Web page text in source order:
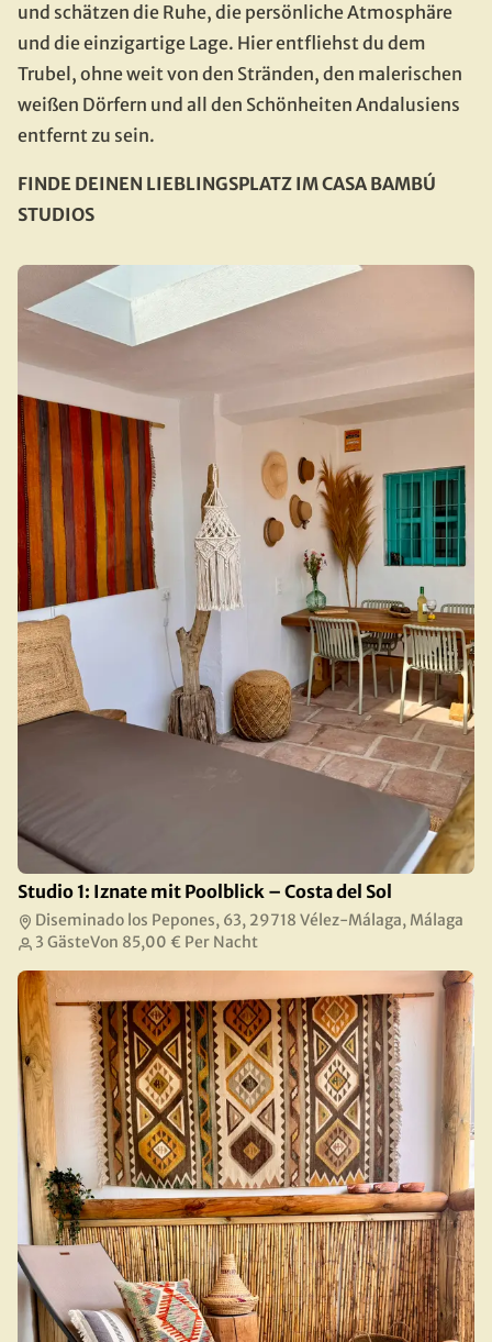
und schätzen die Ruhe, die persönliche Atmosphäre
und die einzigartige Lage. Hier entfliehst du dem
Trubel, ohne weit von den Stränden, den malerischen
weißen Dörfern und all den Schönheiten Andalusiens
entfernt zu sein.
FINDE DEINEN LIEBLINGSPLATZ IM CASA BAMBÚ
STUDIOS
Studio 1: Iznate mit Poolblick – Costa del Sol
Diseminado los Pepones, 63, 29718 Vélez-Málaga, Málaga
3 GästeVon 85,00 € Per Nacht